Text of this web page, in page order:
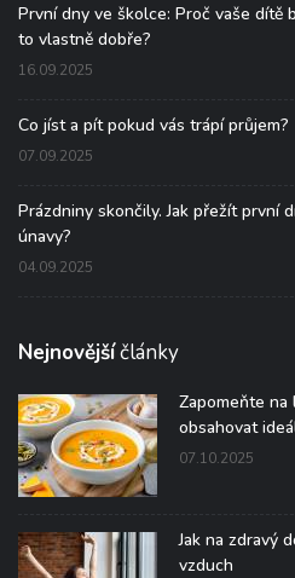
První dny ve školce: Proč vaše dítě
to vlastně dobře?
16.09.2025
Co jíst a pít pokud vás trápí průjem?
07.09.2025
Prázdniny skončily. Jak přežít první
únavy?
04.09.2025
Nejnovějšíčlánky
Zapomeňte
obsahovat
07.10.2025
Jak na zdravý
vzduch